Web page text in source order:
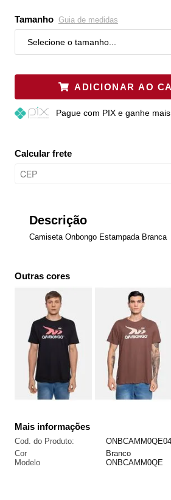
Tamanho Guia de medidas
Selecione o tamanho...
ADICIONAR AO
Pague com PIX e ganhe mais
Calcular frete
Descrição
Camiseta Onbongo Estampada Branca
Outras cores
Mais informações
Cod. do Produto:
Cor
Branco
Modelo
ONBCAMM0QE